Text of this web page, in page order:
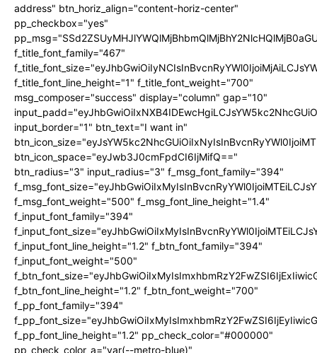
address" btn_horiz_align="content-horiz-center"
pp_checkbox="yes"
f_title_font_family="467"
f_title_font_line_height="1" f_title_font_weight="700"
msg_composer="success" display="column" gap="10"
input_border="1" btn_text="I want in"
btn_icon_space="eyJwb3J0cmFpdCI6IjMifQ=="
btn_radius="3" input_radius="3" f_msg_font_family="394"
f_msg_font_weight="500" f_msg_font_line_height="1.4"
f_input_font_family="394"
f_input_font_line_height="1.2" f_btn_font_family="394"
f_input_font_weight="500"
f_btn_font_line_height="1.2" f_btn_font_weight="700"
f_pp_font_family="394"
f_pp_font_line_height="1.2" pp_check_color="#000000"
pp_check_color_a="var(--metro-blue)"